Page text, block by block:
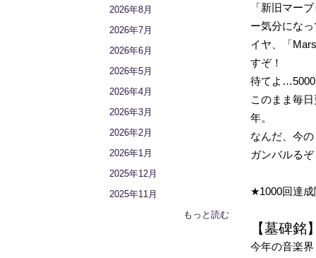
2026年8月
2026年7月
2026年6月
2026年5月
2026年4月
2026年3月
2026年2月
2026年1月
2025年12月
2025年11月
もっと読む
「新旧マー
ー気分にな
イヤ、「
すぞ！
待てよ…5000
このまま毎
年。
なんだ、今
ガンバルる
★1000回達
【墓碑銘
今年の音楽